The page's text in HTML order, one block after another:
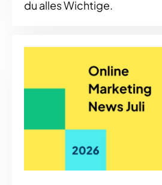
du alles Wichtige.